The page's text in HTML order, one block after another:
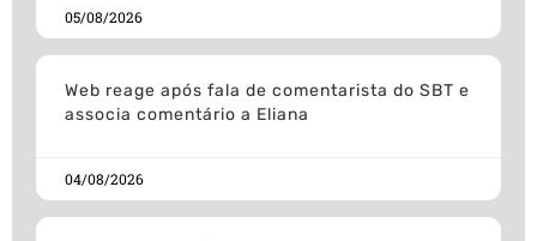
05/08/2026
Web reage após fala de comentarista do SBT e
associa comentário a Eliana
04/08/2026